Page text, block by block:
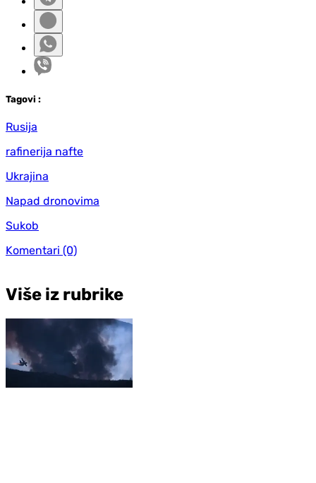
Tagovi :
Rusija
rafinerija nafte
Ukrajina
Napad dronovima
Sukob
Komentari (0)
Više iz rubrike